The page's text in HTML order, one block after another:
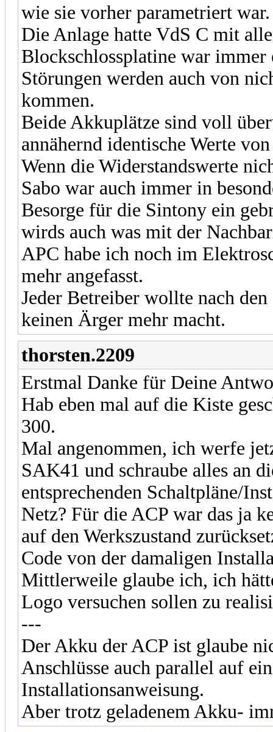
wie sie vorher parametriert war.
Die Anlage hatte VdS C mit
Blockschlossplatine war immer
Störungen werden auch von
kommen.
Beide Akkuplätze sind voll
annähernd identische Werte
Wenn die Widerstandswerte
Sabo war auch immer in
Besorge für die Sintony ein
wirds auch was mit der
APC habe ich noch im
mehr angefasst.
Jeder Betreiber wollte nach
keinen Ärger mehr macht.
thorsten.2209
Erstmal Danke für Deine
Hab eben mal auf die Kiste
300.
Mal angenommen, ich werfe
SAK41 und schraube alles an
entsprechenden Schaltpläne/
Netz? Für die ACP war das ja
auf den Werkszustand
Code von der damaligen
Mittlerweile glaube ich, ich
Logo versuchen sollen zu
---
Der Akku der ACP ist glaube
Anschlüsse auch parallel auf
Installationsanweisung.
Aber trotz geladenem Akku-